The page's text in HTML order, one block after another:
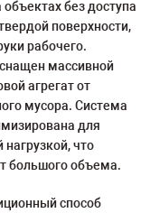
без доступа
поверхности,
рабочего.
массивной
агрегат от
мусора. Система
для
что
большого объема.
способ